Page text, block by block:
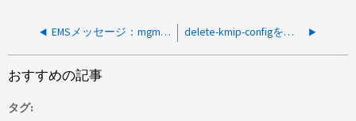
EMSメッセージ：mgmtgwd.certificate.expiring for client certificate delete-kmip-configを実行したあとも、9.3から9.3PリリースへのONTAPのアップグレード時に「ERROR：external keymanager check failed」
おすすめの記事
タグ